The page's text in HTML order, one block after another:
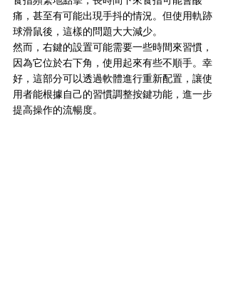
痛，甚至有可能出現手抖的情況。但使用軌跡
球滑鼠後，這樣的問題大大減少。
然而，右鍵的設置可能需要一些時間來習慣，
因為它位於右下角，使用起來有些不順手。幸
好，這部分可以透過軟體進行重新配置，讓使
用者能根據自己的習慣調整按鍵功能，進一步
提高操作的流暢度。